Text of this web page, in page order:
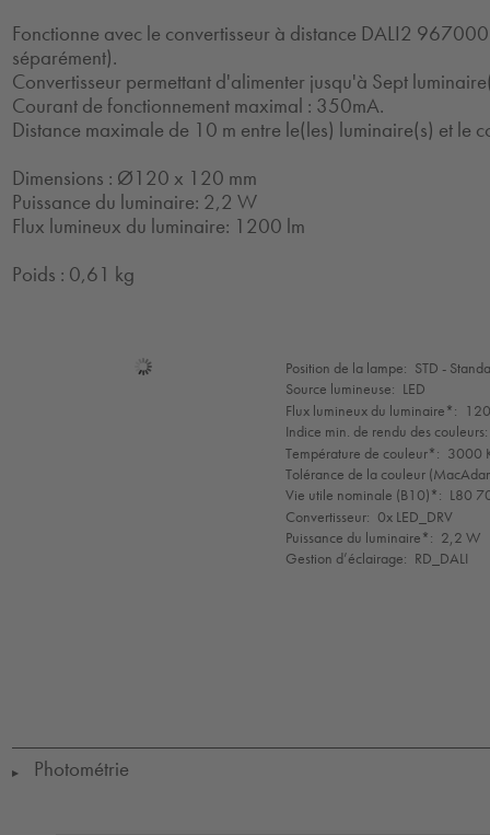
Fonctionne avec le convertisseur à distance DALI2
séparément).
Convertisseur permettant d'alimenter jusqu'à Sept
Courant de fonctionnement maximal : 350mA.
Distance maximale de 10 m entre le(les) luminaire(s) et le
Dimensions : Ø120 x 120 mm
Puissance du luminaire: 2,2 W
Flux lumineux du luminaire: 1200 lm
Poids : 0,61 kg
Sélection
de
mode
Position de la lampe: STD -
Source lumineuse: LED
Flux lumineux du luminaire*:
Indice min. de rendu des couleurs:
Température de couleur*: 3000
Tolérance de la couleur
Vie utile nominale (B10)*: L80
Convertisseur: 0x LED_DRV
Puissance du luminaire*: 2,2 W
Gestion d’éclairage: RD_DALI
▶ Photométrie